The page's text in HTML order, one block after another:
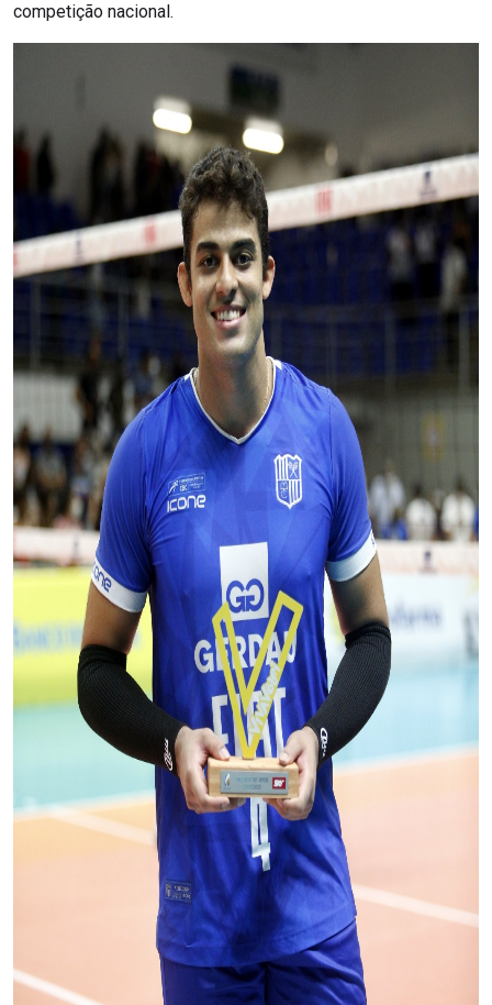
competição nacional.